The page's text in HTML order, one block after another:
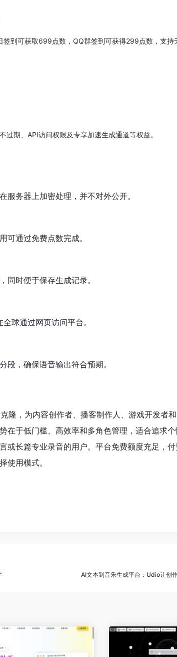
签到可获取699点数，QQ群签到可获得299点数，支持
过期、API访问权限及专享加速生成通道等权益。
服务器上加密处理，并不对外公开。
可通过免费点数完成。
同时便于保存生成记录。
球通过网页访问平台。
段，确保语音输出符合预期。
隆，为内容创作者、播客制作人、游戏开发者
在于低门槛、高效率和多角色管理，适合追求
或长篇专业录音的用户。平台免费额度充足，
使用模式。
AI文本到音乐生成平台：Udio让创